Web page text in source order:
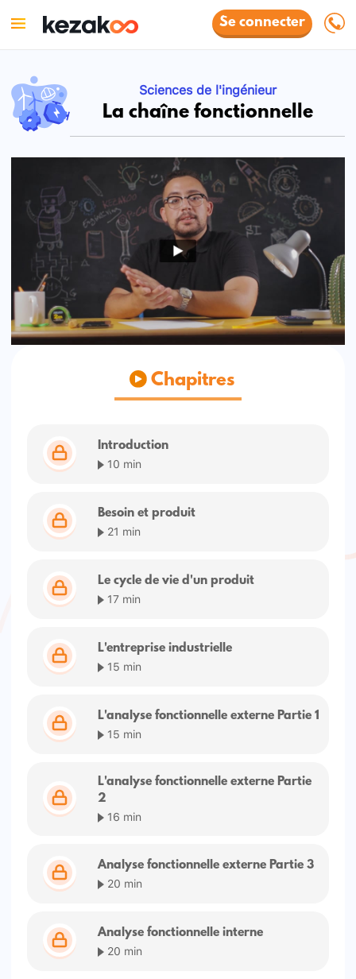
Se connecter
Sciences de l'ingénieur
La chaîne fonctionnelle
Chapitres
Introduction
10 min
Besoin et produit
21 min
Le cycle de vie d'un produit
17 min
L'entreprise industrielle
15 min
L'analyse fonctionnelle externe Partie 1
15 min
L'analyse fonctionnelle externe Partie
2
16 min
Analyse fonctionnelle externe Partie 3
20 min
Analyse fonctionnelle interne
20 min